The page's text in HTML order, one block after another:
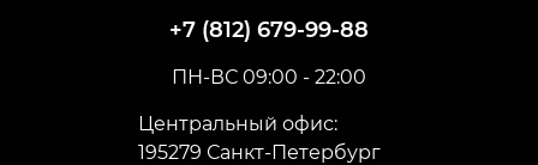
+7 (812) 679-99-88
ПН-ВС 09:00 - 22:00
Центральный офис:
195279 Санкт-Петербург